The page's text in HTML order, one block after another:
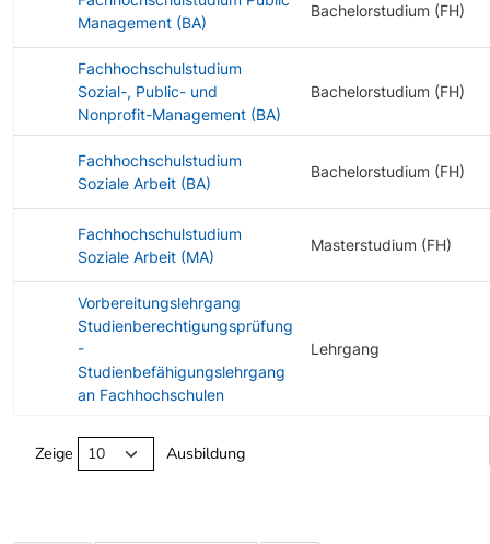
Management (BA)
Bachelorstudium (FH)
Fachhochschulstudium
Sozial-, Public- und
Nonprofit-Management (BA)
Bachelorstudium (FH)
Fachhochschulstudium
Soziale Arbeit (BA)
Bachelorstudium (FH)
Fachhochschulstudium
Soziale Arbeit (MA)
Masterstudium (FH)
Vorbereitungslehrgang
Studienberechtigungsprüfung
-
Studienbefähigungslehrgang
an Fachhochschulen
Lehrgang
Zeige Ausbildung